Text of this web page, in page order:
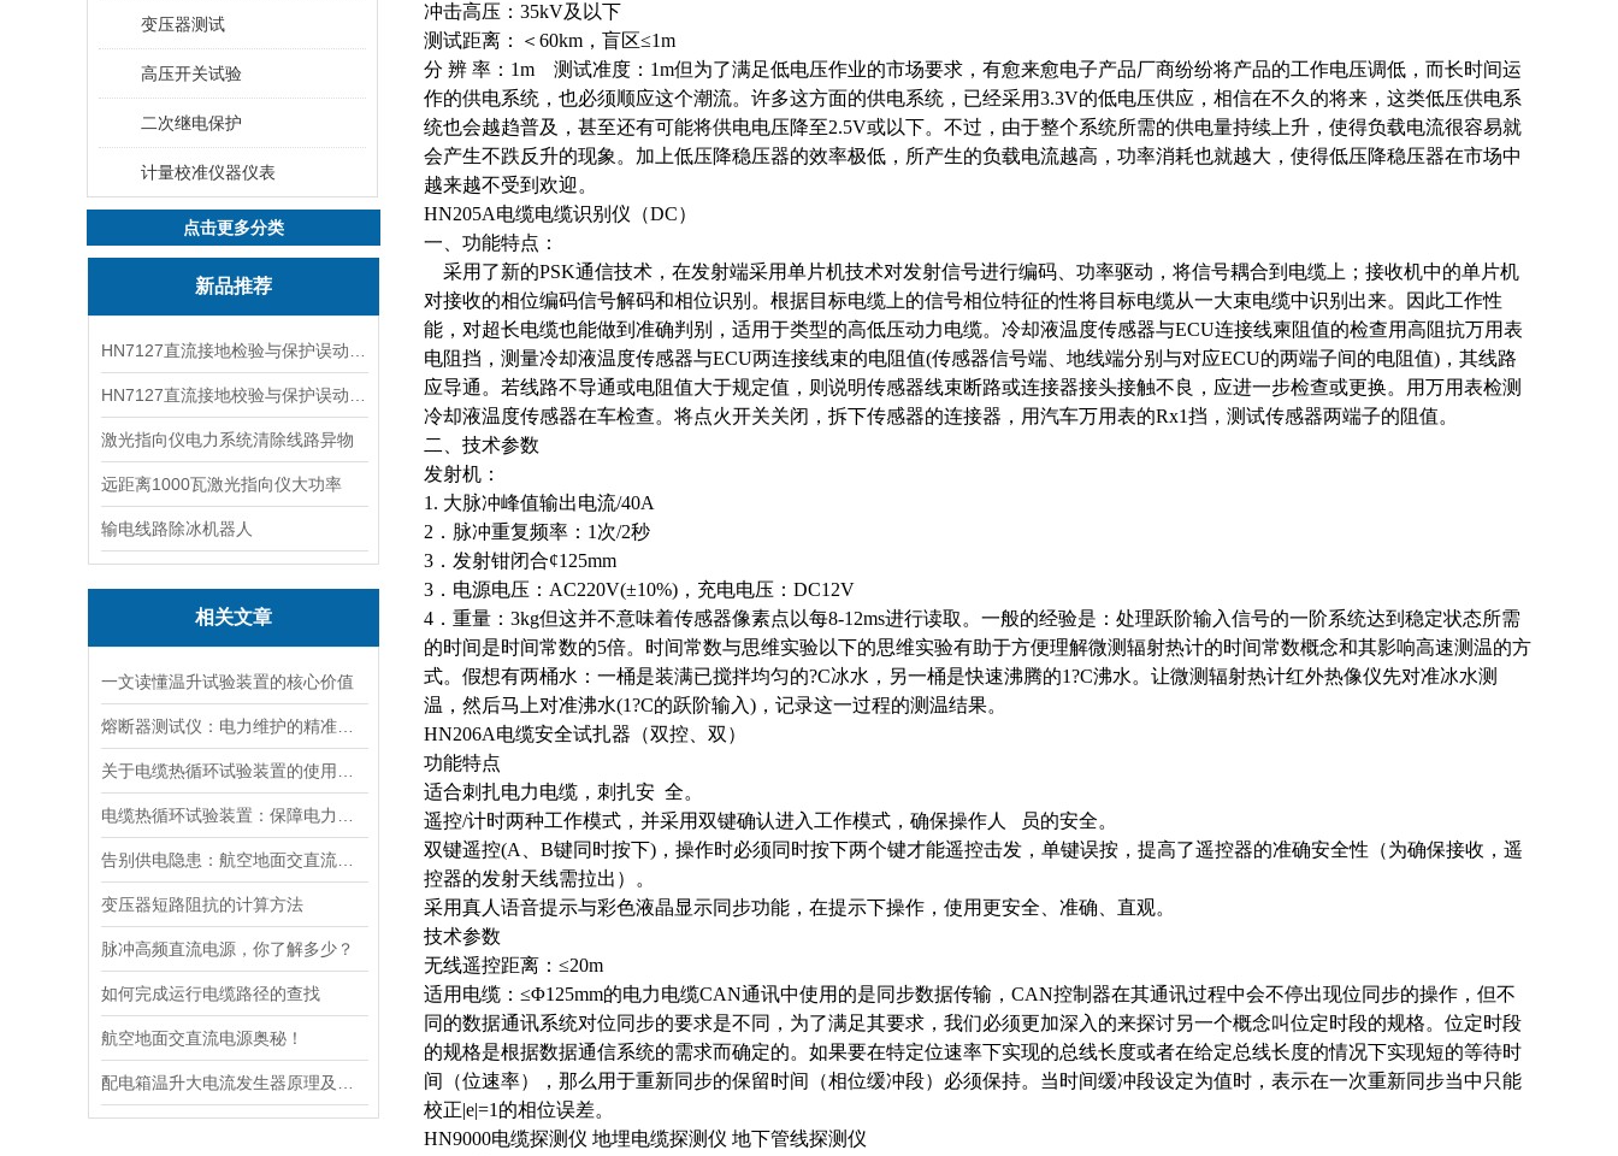
变压器测试
高压开关试验
二次继电保护
计量校准仪器仪表
点击更多分类
新品推荐
激光指向仪电力系统清除线路异物
远距离1000瓦激光指向仪大功率
输电线路除冰机器人
相关文章
一文读懂温升试验装置的核心价值
变压器短路阻抗的计算方法
脉冲高频直流电源，你了解多少？
如何完成运行电缆路径的查找
航空地面交直流电源奥秘！
冲击高压： 35kV及以下
测试距离：＜ 60km ，盲区≤1m
分 辨 率： 1m 测试准度： 1m但为了满足低电压作业的市场要求，有愈来愈电子产品厂商纷纷将产品的工作电压调低，而长时间运
作的供电系统，也必须顺应这个潮流。许多这方面的供电系统，已经采用3.3V的低电压供应，相信在不久的将来，这类低压供电系
统也会越趋普及，甚至还有可能将供电电压降至2.5V或以下。不过，由于整个系统所需的供电量持续上升，使得负载电流很容易就
会产生不跌反升的现象。加上低压降稳压器的效率极低，所产生的负载电流越高，功率消耗也就越大，使得低压降稳压器在市场中
越来越不受到欢迎。
HN205A电缆电缆识别仪（DC）
一、功能特点：
采用了新的PSK通信技术，在发射端采用单片机技术对发射信号进行编码、功率驱动，将信号耦合到电缆上；接收机中的单片机
对接收的相位编码信号解码和相位识别。根据目标电缆上的信号相位特征的性将目标电缆从一大束电缆中识别出来。因此工作性
能，对超长电缆也能做到准确判别，适用于类型的高低压动力电缆。冷却液温度传感器与ECU连接线柬阻值的检查用高阻抗万用表
电阻挡，测量冷却液温度传感器与ECU两连接线束的电阻值(传感器信号端、地线端分别与对应ECU的两端子间的电阻值)，其线路
应导通。若线路不导通或电阻值大于规定值，则说明传感器线束断路或连接器接头接触不良，应进一步检查或更换。用万用表检测
冷却液温度传感器在车检查。将点火开关关闭，拆下传感器的连接器，用汽车万用表的Rx1挡，测试传感器两端子的阻值。
二、技术参数
发射机：
1. 大脉冲峰值输出电流/40A
2．脉冲重复频率：1次/2秒
3．发射钳闭合¢125mm
3．电源电压：AC220V(±10%)，充电电压：DC12V
4．重量：3kg但这并不意味着传感器像素点以每8-12ms进行读取。一般的经验是：处理跃阶输入信号的一阶系统达到稳定状态所需
的时间是时间常数的5倍。时间常数与思维实验以下的思维实验有助于方便理解微测辐射热计的时间常数概念和其影响高速测温的方
式。假想有两桶水：一桶是装满已搅拌均匀的?C冰水，另一桶是快速沸腾的1?C沸水。让微测辐射热计红外热像仪先对准冰水测
温，然后马上对准沸水(1?C的跃阶输入)，记录这一过程的测温结果。
HN206A电缆安全试扎器（双控、双）
功能特点
适合刺扎电力电缆，刺扎安 全。
遥控/计时两种工作模式，并采用双键确认进入工作模式，确保操作人 员的安全。
双键遥控(A、B键同时按下)，操作时必须同时按下两个键才能遥控击发，单键误按，提高了遥控器的准确安全性（为确保接收，遥
控器的发射天线需拉出）。
采用真人语音提示与彩色液晶显示同步功能，在提示下操作，使用更安全、准确、直观。
技术参数
无线遥控距离： ≤20m
适用电缆： ≤Φ125mm的电力电缆CAN通讯中使用的是同步数据传输，CAN控制器在其通讯过程中会不停出现位同步的操作，但不
同的数据通讯系统对位同步的要求是不同，为了满足其要求，我们必须更加深入的来探讨另一个概念叫位定时段的规格。位定时段
的规格是根据数据通信系统的需求而确定的。如果要在特定位速率下实现的总线长度或者在给定总线长度的情况下实现短的等待时
间（位速率），那么用于重新同步的保留时间（相位缓冲段）必须保持。当时间缓冲段设定为值时，表示在一次重新同步当中只能
校正|e|=1的相位误差。
HN9000电缆探测仪 地埋电缆探测仪 地下管线探测仪